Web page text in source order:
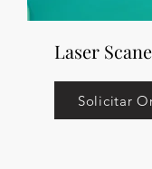
Laser
Solicitar